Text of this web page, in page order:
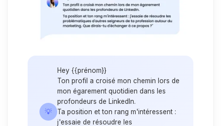
💡
Hey {{prénom}}
Ton profil a croisé mon chemin lors de
mon égarement quotidien dans les
profondeurs de LinkedIn.
Ta position et ton rang m'intéressent :
j'essaie de résoudre les